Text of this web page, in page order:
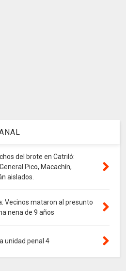
del brote en Catriló:
Pico, Macachín,
aislados.
Vecinos mataron al presunto
nena de 9 años
unidad penal 4